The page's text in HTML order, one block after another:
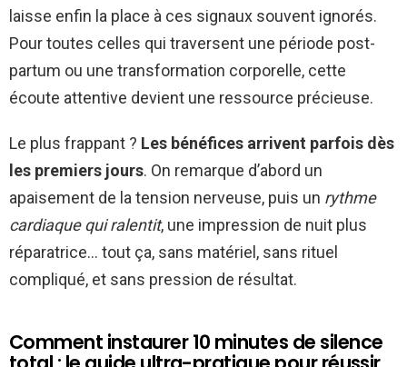
laisse enfin la place à ces signaux souvent ignorés.
Pour toutes celles qui traversent une période post-
partum ou une transformation corporelle, cette
écoute attentive devient une ressource précieuse.
Le plus frappant ? Les bénéfices arrivent parfois dès
les premiers jours. On remarque d’abord un
apaisement de la tension nerveuse, puis un rythme
cardiaque qui ralentit, une impression de nuit plus
réparatrice… tout ça, sans matériel, sans rituel
compliqué, et sans pression de résultat.
Comment instaurer 10 minutes de silence